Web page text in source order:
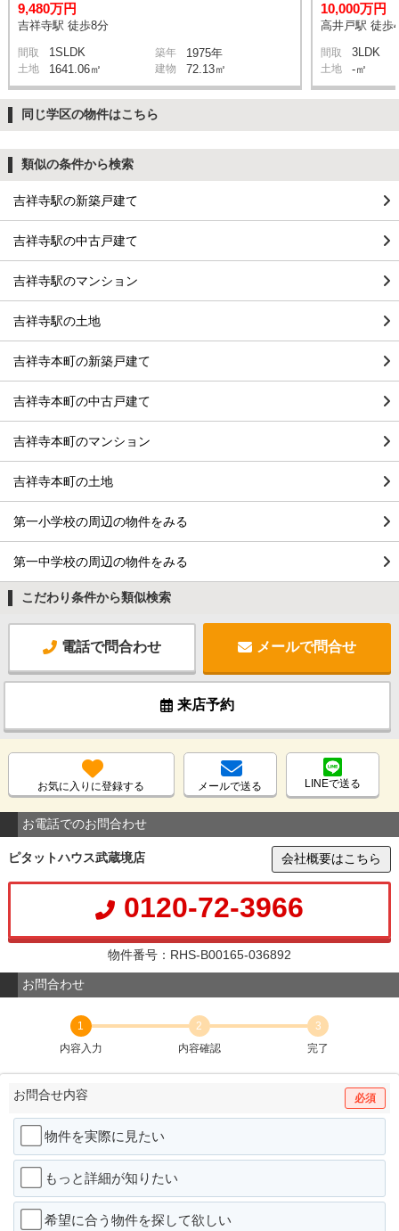
9,480万円
吉祥寺駅 徒歩8分
間取 1SLDK 築年 1975年
土地 1641.06㎡ 建物 72.13㎡
10,000万円
高井戸駅 徒歩
間取 3LDK
土地 -㎡
同じ学区の物件はこちら
類似の条件から検索
吉祥寺駅の新築戸建て
吉祥寺駅の中古戸建て
吉祥寺駅のマンション
吉祥寺駅の土地
吉祥寺本町の新築戸建て
吉祥寺本町の中古戸建て
吉祥寺本町のマンション
吉祥寺本町の土地
第一小学校の周辺の物件をみる
第一中学校の周辺の物件をみる
こだわり条件から類似検索
電話で問合わせ メールで問合せ
来店予約
お気に入りに登録する メールで送る LINEで送る
お電話でのお問合わせ
ピタットハウス武蔵境店 会社概要はこちら
0120-72-3966
物件番号：RHS-B00165-036892
お問合わせ
1
内容入力
2
内容確認
3
完了
お問合せ内容 必須
物件を実際に見たい
もっと詳細が知りたい
希望に合う物件を探して欲しい